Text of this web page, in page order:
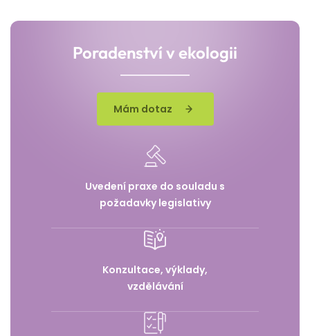
Poradenství v ekologii
Mám dotaz
Uvedení praxe do souladu s
požadavky legislativy
Konzultace, výklady,
vzdělávání